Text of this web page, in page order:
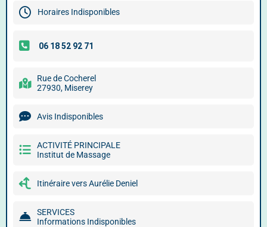
Horaires Indisponibles
Rue de Cocherel
27930, Miserey
Avis Indisponibles
ACTIVITÉ PRINCIPALE
Institut de Massage
Itinéraire vers Aurélie Deniel
SERVICES
Informations Indisponibles